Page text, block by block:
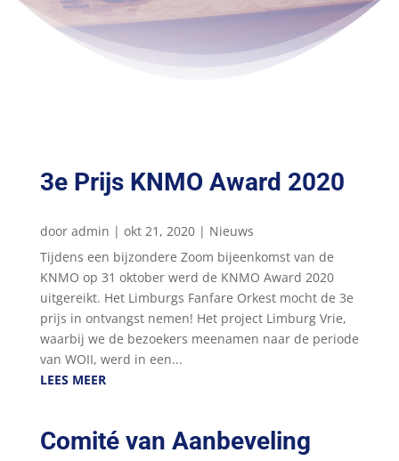
3e Prijs KNMO Award 2020
door admin | okt 21, 2020| Nieuws
Tijdens een bijzondere Zoom bijeenkomst van de
KNMO op 31 oktober werd de KNMO Award 2020
uitgereikt. Het Limburgs Fanfare Orkest mocht de 3e
prijs in ontvangst nemen! Het project Limburg Vrie,
waarbij we de bezoekers meenamen naar de periode
van WOII, werd in een...
LEES MEER
Comité van Aanbeveling